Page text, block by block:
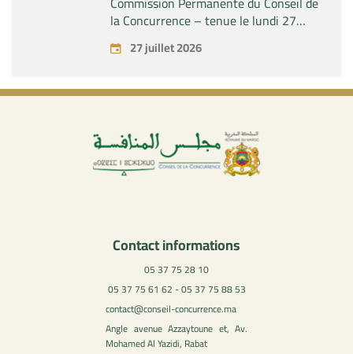
la Concurrence – tenue le lundi 27
juillet 2026
27 juillet 2026
Contact informations
05 37 75 28 10
05 37 75 61 62 - 05 37 75 88 53
contact@conseil-concurrence.ma
Angle avenue Azzaytoune et, Av.
Mohamed Al Yazidi, Rabat